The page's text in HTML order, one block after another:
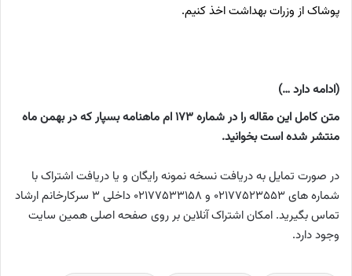
پوشاک از وزرات بهداشت اخذ کنیم.
(ادامه دارد …)
متن کامل این مقاله را در شماره 173 ام ماهنامه بسپار که در بهمن ماه
منتشر شده است بخوانید.
در صورت تمایل به دریافت نسخه نمونه رایگان و یا دریافت اشتراک با
شماره های 02177523553 و 02177533158 داخلی 3 سرکارخانم ارشاد
تماس بگیرید. امکان اشتراک آنلاین بر روی صفحه اصلی همین سایت
وجود دارد.